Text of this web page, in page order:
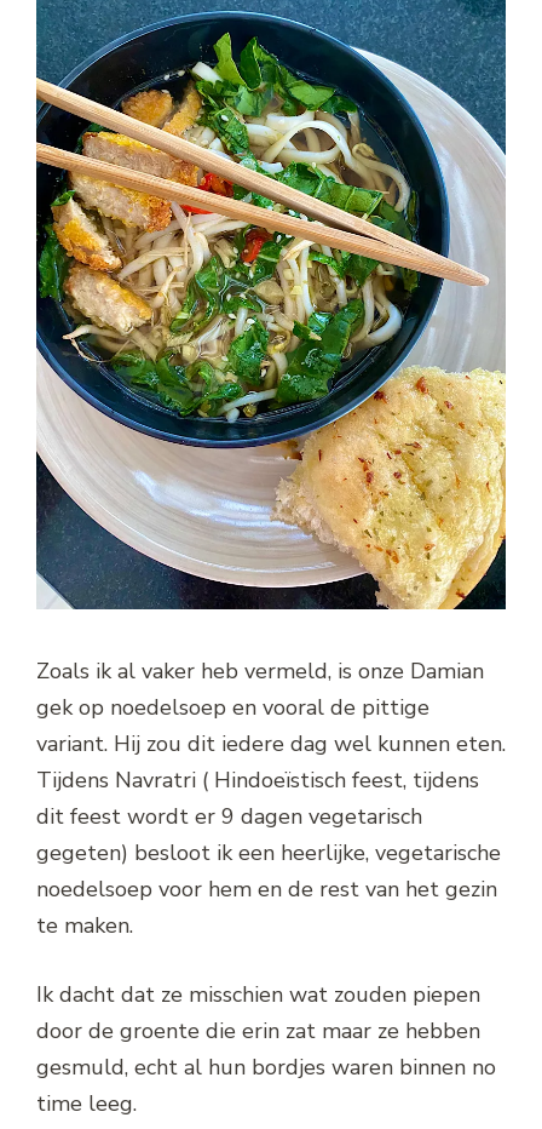
Zoals ik al vaker heb vermeld, is onze Damian
gek op noedelsoep en vooral de pittige
variant. Hij zou dit iedere dag wel kunnen eten.
Tijdens Navratri ( Hindoeïstisch feest, tijdens
dit feest wordt er 9 dagen vegetarisch
gegeten) besloot ik een heerlijke, vegetarische
noedelsoep voor hem en de rest van het gezin
te maken.
Ik dacht dat ze misschien wat zouden piepen
door de groente die erin zat maar ze hebben
gesmuld, echt al hun bordjes waren binnen no
time leeg.